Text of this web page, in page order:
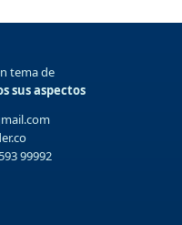
tema de
sus aspectos
99992